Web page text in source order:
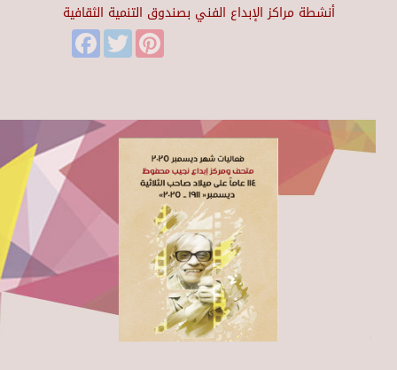
أنشطة مراكز الإبداع الفني بصندوق التنمية الثقافية
FacebookTwitter